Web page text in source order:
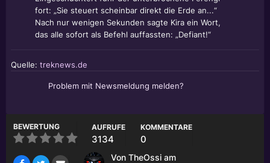
fort: „Sie steuert scheinbar direkt die Erde an...“
Nach nur wenigen Sekunden sagte Kira ein Wort,
das alle sofort als Befehl auffassten: „Defiant!“
Quelle: treknews.de
Problem mit Newsmeldung melden?
BEWERTUNG AUFRUFE
3134
KOMMENTARE
0
Von TheOssi am